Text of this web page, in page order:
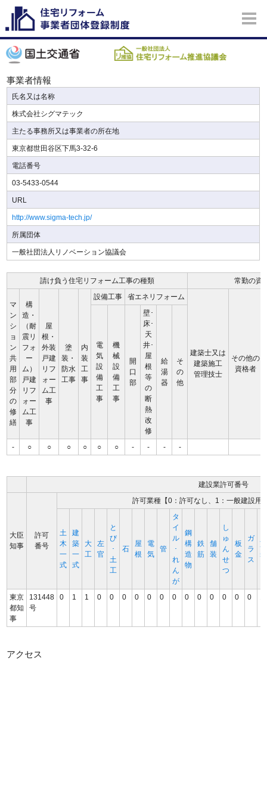
事業者情報
氏名又は名称
株式会社シグマテック
主たる事務所又は事業者の所在地
東京都世田谷区下馬3-32-6
電話番号
03-5433-0544
URL
http://www.sigma-tech.jp/
所属団体
一般社団法人リノベーション協議会
請け負う住宅リフォーム工事の種類 常勤の資
マ
ン
シ
ョ
ン
共
用
部
分
の
修
繕
構
造・
（耐
震リ
フォ
ー
ム）
戸建
リフ
ォー
ム工
事
屋
根・
外装
戸建
リフ
ォー
ム工
事
塗
装・
防水
工事
内
装
工
事
設備工事 省エネリフォーム
建築士又は
建築施工
管理技士
その他の
資格者
電
気
設
備
工
事
機
械
設
備
工
事
開
口
部
壁･
床･
天
井･
屋
根
等
の
断
熱
改
修
給
湯
器
そ
の
他
- ○ ○ ○ ○ ○ ○ - - - -
建設業許可番号
大臣
知事
許可
番号
許可業種【0：許可なし、1：一般建設用
土
木
一
式
建
築
一
式
大
工
左
官
と
び
･
土
工
石
屋
根
電
気
管
タ
イ
ル
･
れ
ん
が
鋼
構
造
物
鉄
筋
舗
装
し
ゅ
ん
せ
つ
板
金
ガ
ラ
ス
塗
装
東京
都知
事
131448
号
0 1 1 0 0 0 0 0 0 0 0 0 0 0 0 0
アクセス